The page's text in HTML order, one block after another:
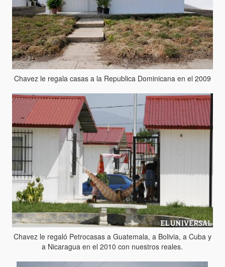
Chavez le regala casas a la Republica Dominicana en el 2009
Chavez le regaló Petrocasas a Guatemala, a Bolivia, a Cuba y
a Nicaragua en el 2010 con nuestros reales.